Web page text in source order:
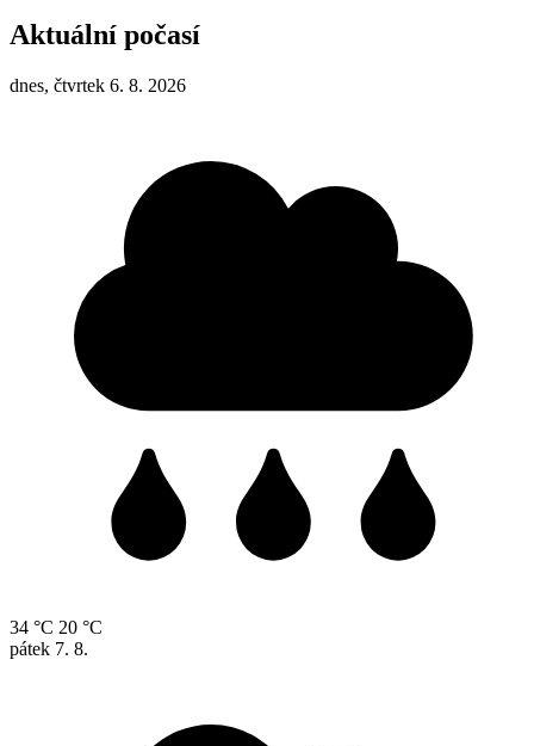
Aktuální počasí
dnes, čtvrtek 6. 8. 2026
34 °C 20 °C
pátek 7. 8.